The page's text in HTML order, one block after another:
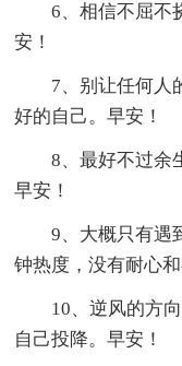
6、相信不屈不
安！
7、别让任何人
好的自己。早安！
8、最好不过余
早安！
9、大概只有遇
钟热度，没有耐心
10、逆风的方
自己投降。早安！